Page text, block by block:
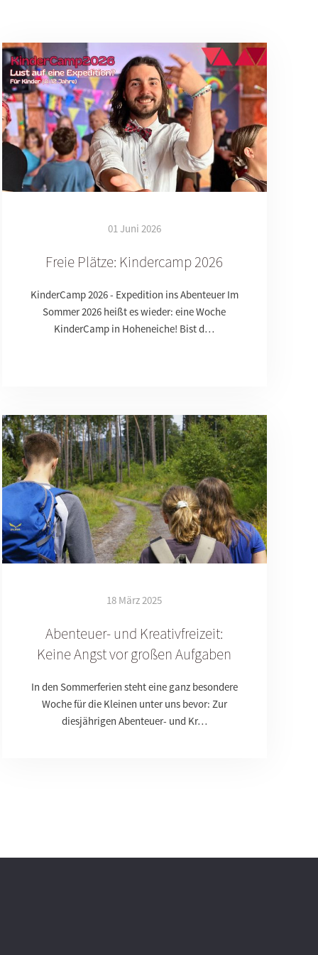
01 Juni 2026
Freie Plätze: Kindercamp 2026
KinderCamp 2026 - Expedition ins Abenteuer Im
Sommer 2026 heißt es wieder: eine Woche
KinderCamp in Hoheneiche! Bist d…
18 März 2025
Abenteuer- und Kreativfreizeit:
Keine Angst vor großen Aufgaben
In den Sommerferien steht eine ganz besondere
Woche für die Kleinen unter uns bevor: Zur
diesjährigen Abenteuer- und Kr…